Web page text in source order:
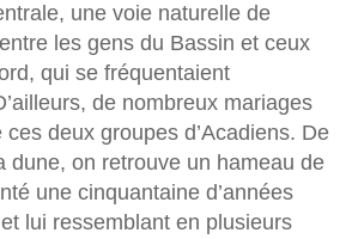
une voie naturelle de
les gens du Bassin et ceux
qui se fréquentaient
de nombreux mariages
deux groupes d’Acadiens. De
dune, on retrouve un hameau de
une cinquantaine d’années
lui ressemblant en plusieurs